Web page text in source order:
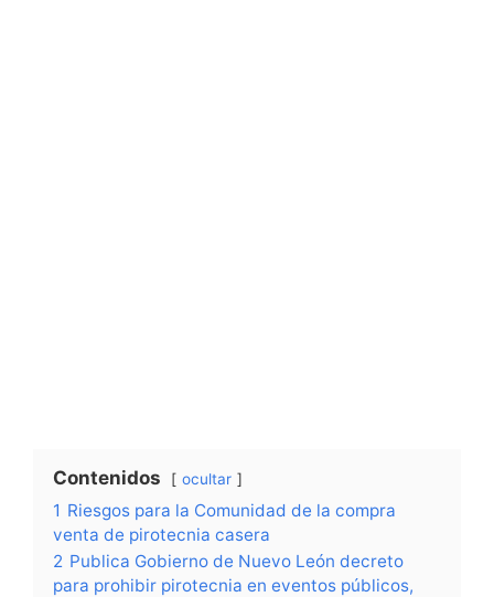
Contenidos ocultar
1 Riesgos para la Comunidad de la compra
venta de pirotecnia casera
2 Publica Gobierno de Nuevo León decreto
para prohibir pirotecnia en eventos públicos,